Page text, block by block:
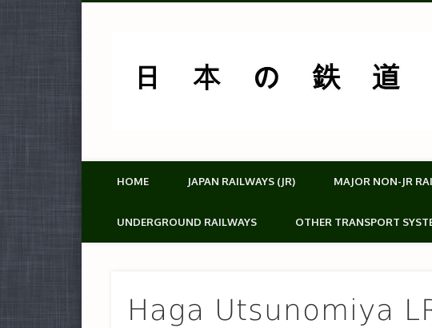
HOME JAPAN RAILWAYS (JR) MAJOR NON-JR
UNDERGROUND RAILWAYS OTHER TRANSPORT
Haga Utsunomiya